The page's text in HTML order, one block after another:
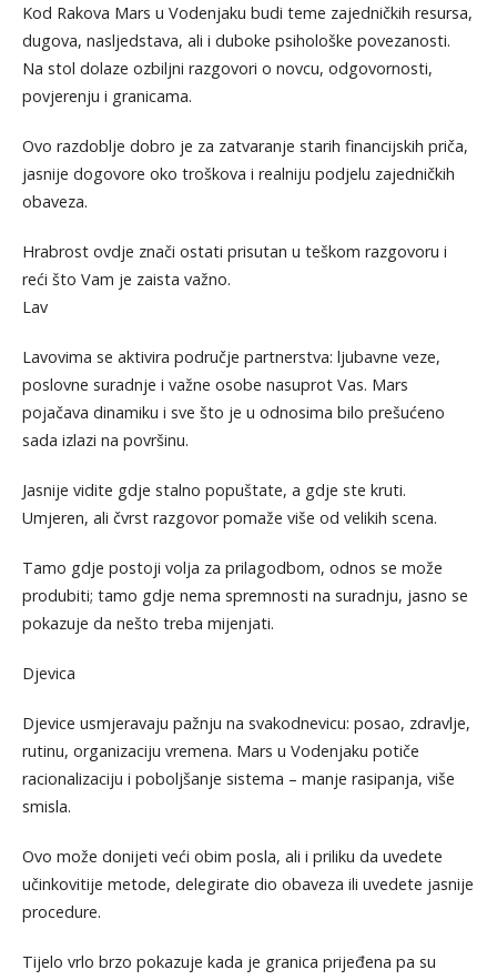
Kod Rakova Mars u Vodenjaku budi teme zajedničkih resursa,
dugova, nasljedstava, ali i duboke psihološke povezanosti.
Na stol dolaze ozbiljni razgovori o novcu, odgovornosti,
povjerenju i granicama.
Ovo razdoblje dobro je za zatvaranje starih financijskih priča,
jasnije dogovore oko troškova i realniju podjelu zajedničkih
obaveza.
Hrabrost ovdje znači ostati prisutan u teškom razgovoru i
reći što Vam je zaista važno.
Lav
Lavovima se aktivira područje partnerstva: ljubavne veze,
poslovne suradnje i važne osobe nasuprot Vas. Mars
pojačava dinamiku i sve što je u odnosima bilo prešućeno
sada izlazi na površinu.
Jasnije vidite gdje stalno popuštate, a gdje ste kruti.
Umjeren, ali čvrst razgovor pomaže više od velikih scena.
Tamo gdje postoji volja za prilagodbom, odnos se može
produbiti; tamo gdje nema spremnosti na suradnju, jasno se
pokazuje da nešto treba mijenjati.
Djevica
Djevice usmjeravaju pažnju na svakodnevicu: posao, zdravlje,
rutinu, organizaciju vremena. Mars u Vodenjaku potiče
racionalizaciju i poboljšanje sistema – manje rasipanja, više
smisla.
Ovo može donijeti veći obim posla, ali i priliku da uvedete
učinkovitije metode, delegirate dio obaveza ili uvedete jasnije
procedure.
Tijelo vrlo brzo pokazuje kada je granica prijeđena pa su